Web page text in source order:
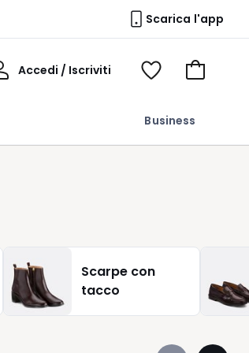
Scarica l'app
Business
Accedi / Iscriviti
Voir
Vai
Scarpe con
tacco